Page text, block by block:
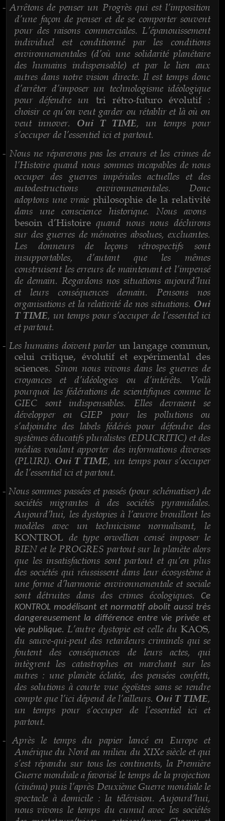
- Arrêtons de penser un Progrès qui est l’imposition
d’une façon de penser et de se comporter souvent
pour des raisons commerciales. L’épanouissement
individuel est conditionné par les conditions
environnementales (d’où une solidarité planétaire
des humains indispensable) et par le lien aux
autres dans notre vision directe. Il est temps donc
d’arrêter d’imposer un technologisme idéologique
pour défendre un tri rétro-futuro évolutif:
choisir ce qu’on veut garder ou rétablir et là où on
veut innover. Oui T TIME, un temps pour
s’occuper de l’essentiel ici et partout.
- Nous ne réparerons pas les erreurs et les crimes de
l’Histoire quand nous sommes incapables de nous
occuper des guerres impériales actuelles et des
autodestructions environnementales. Donc
adoptons une vraie philosophie de la relativité
dans une conscience historique. Nous avons
besoin d’Histoirequand nous nous déchirons
sur des guerres de mémoires absolues, excluantes.
Les donneurs de leçons rétrospectifs sont
insupportables, d’autant que les mêmes
construisent les erreurs de maintenant et l’impensé
de demain. Regardons nos situations aujourd’hui
et leurs conséquences demain. Pensons nos
organisations et la relativité de nos situations. Oui
T TIME, un temps pour s’occuper de l’essentiel ici
et partout.
- Les humains doivent parler un langage commun,
celui critique, évolutif et expérimental des
sciences. Sinon nous vivons dans les guerres de
croyances et d’idéologies ou d’intérêts. Voilà
pourquoi les fédérations de scientifiques comme le
GIEC sont indispensables. Elles devraient se
développer en GIEP pour les pollutions ou
s’adjoindre des labels fédérés pour défendre des
systèmes éducatifs pluralistes (EDUCRITIC) et des
médias voulant apporter des informations diverses
(PLURI). Oui T TIME, un temps pour s’occuper
de l’essentiel ici et partout.
- Nous sommes passées et passés (pour schématiser) de
sociétés migrantes à des sociétés pyramidales.
Aujourd’hui, les dystopies à l’œuvre brouillent les
modèles avec un technicisme normalisant, le
KONTROL de type orwellien censé imposer le
BIEN et le PROGRES partout sur la planète alors
que les insatisfactions sont partout et qu’en plus
des sociétés qui réussissent dans leur écosystème à
une forme d’harmonie environnementale et sociale
sont détruites dans des crimes écologiques.
Ce
KONTROL modélisant et normatif abolit aussi très
dangereusement la différence entre vie privée et
vie publique. L’autre dystopie est celle du KAOS,
du sauve-qui-peut des retardeurs criminels qui se
foutent des conséquences de leurs actes, qui
intègrent les catastrophes en marchant sur les
autres : une planète éclatée, des pensées confetti,
des solutions à courte vue égoïstes sans se rendre
compte que l’ici dépend de l’ailleurs. Oui T TIME,
un temps pour s’occuper de l’essentiel ici et
partout.
- Après le temps du papier lancé en Europe et
Amérique du Nord au milieu du XIXe siècle et qui
s’est répandu sur tous les continents, la Première
Guerre mondiale a favorisé le temps de la projection
(cinéma) puis l’après Deuxième Guerre mondiale le
spectacle à domicile : la télévision. Aujourd’hui,
nous vivons le temps du cumul avec les sociétés